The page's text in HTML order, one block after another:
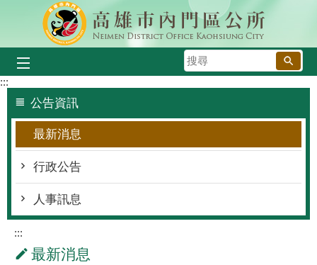
跳到主要內容區塊
搜
尋
:::
公告資訊
最新消息
行政公告
人事訊息
:::
最新消息